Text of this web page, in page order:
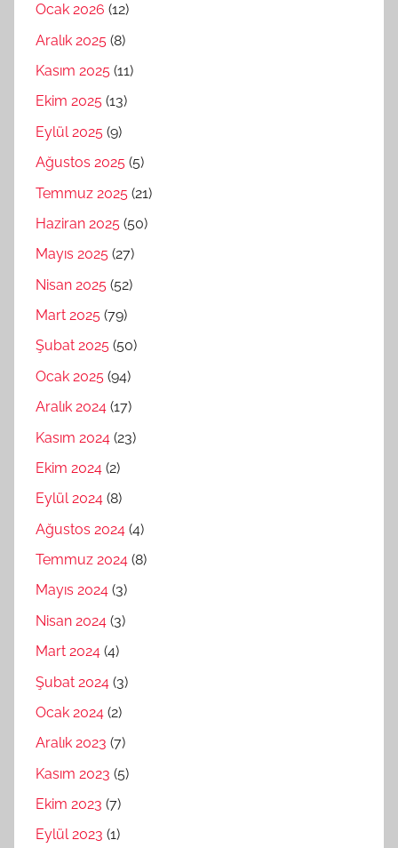
Ocak 2026 (12)
Aralık 2025 (8)
Kasım 2025 (11)
Ekim 2025 (13)
Eylül 2025 (9)
Ağustos 2025 (5)
Temmuz 2025 (21)
Haziran 2025 (50)
Mayıs 2025 (27)
Nisan 2025 (52)
Mart 2025 (79)
Şubat 2025 (50)
Ocak 2025 (94)
Aralık 2024 (17)
Kasım 2024 (23)
Ekim 2024 (2)
Eylül 2024 (8)
Ağustos 2024 (4)
Temmuz 2024 (8)
Mayıs 2024 (3)
Nisan 2024 (3)
Mart 2024 (4)
Şubat 2024 (3)
Ocak 2024 (2)
Aralık 2023 (7)
Kasım 2023 (5)
Ekim 2023 (7)
Eylül 2023 (1)